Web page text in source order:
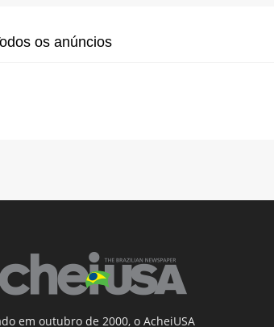
os anúncios
em outubro de 2000, o AcheiUSA